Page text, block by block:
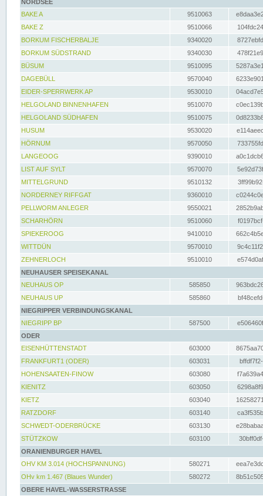
NORDSEE
BAKE A
9510063
BAKE Z
9510066
BORKUM FISCHERBALJE
9340020
BORKUM SÜDSTRAND
9340030
BÜSUM
9510095
DAGEBÜLL
9570040
EIDER-SPERRWERK AP
9530010
HELGOLAND BINNENHAFEN
9510070
HELGOLAND SÜDHAFEN
9510075
HUSUM
9530020
HÖRNUM
9570050
LANGEOOG
9390010
LIST AUF SYLT
9570070
MITTELGRUND
9510132
NORDERNEY RIFFGAT
9360010
PELLWORM ANLEGER
9550021
SCHARHÖRN
9510060
SPIEKEROOG
9410010
WITTDÜN
9570010
ZEHNERLOCH
9510010
NEUHAUSER SPEISEKANAL
NEUHAUS OP
585850
NEUHAUS UP
585860
NIEGRIPPER VERBINDUNGSKANAL
NIEGRIPP BP
587500
ODER
EISENHÜTTENSTADT
603000
FRANKFURT1 (ODER)
603031
HOHENSAATEN-FINOW
603080
KIENITZ
603050
KIETZ
603040
RATZDORF
603140
SCHWEDT-ODERBRÜCKE
603130
STÜTZKOW
603100
ORANIENBURGER HAVEL
OHV KM 3.014 (HOCHSPANNUNG)
580271
OHv km 1.467 (Blaues Wunder)
580272
OBERE HAVEL-WASSERSTRASSE